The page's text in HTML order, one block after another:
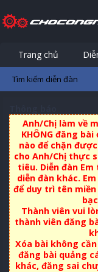
Anh/Chị làm về
KHÔNG đăng
nào để chặn
cho Anh/Chị thực
tiêu. Diễn đàn
diễn đàn khác.
để duy trì tên
Thành viên vui
thành viên đăng
Xóa bài không
đăng bài quảng
khác, đăng sai
Trang chủ
Tìm kiếm diễn đàn